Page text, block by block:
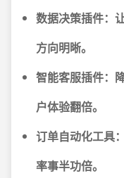
数据决策插件：
方向明晰。
智能客服插件：
户体验翻倍。
订单自动化工具
率事半功倍。